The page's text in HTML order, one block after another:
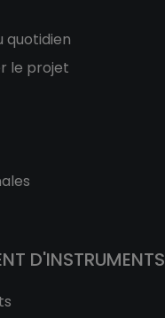
quotidien
le projet
D'INSTRUMENTS